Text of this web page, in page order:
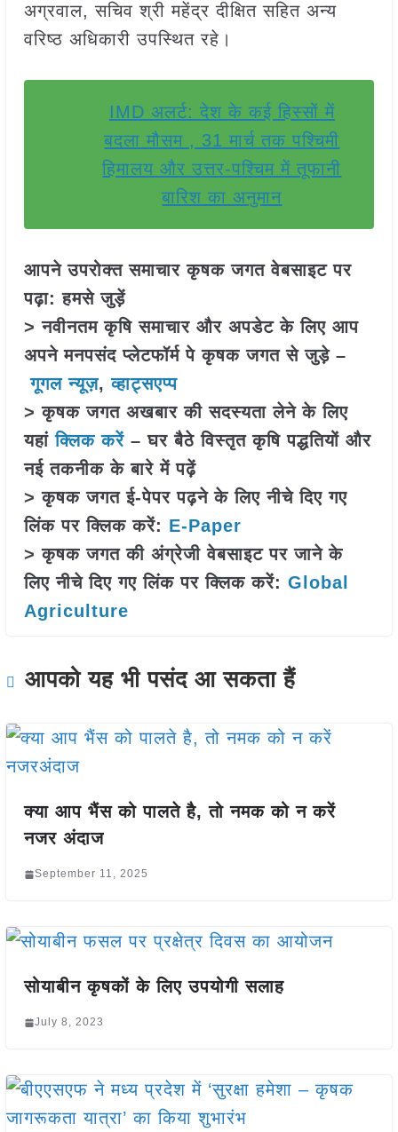
अग्रवाल, सचिव श्री महेंद्र दीक्षित सहित अन्य
वरिष्ठ अधिकारी उपस्थित रहे।
IMD अलर्ट: देश के कई हिस्सों में
बदला मौसम , 31 मार्च तक पश्चिमी
हिमालय और उत्तर-पश्चिम में तूफानी
बारिश का अनुमान
आपने उपरोक्त समाचार कृषक जगत वेबसाइट पर
पढ़ा: हमसे जुड़ें
> नवीनतम कृषि समाचार और अपडेट के लिए आप
अपने मनपसंद प्लेटफॉर्म पे कृषक जगत से जुड़े –
गूगल न्यूज़,व्हाट्सएप्प
> कृषक जगत अखबार की सदस्यता लेने के लिए
यहांक्लिक करें– घर बैठे विस्तृत कृषि पद्धतियों और
नई तकनीक के बारे में पढ़ें
> कृषक जगत ई-पेपर पढ़ने के लिए नीचे दिए गए
लिंक पर क्लिक करें: E-Paper
> कृषक जगत की अंग्रेजी वेबसाइट पर जाने के
लिए नीचे दिए गए लिंक पर क्लिक करें: Global
Agriculture
आपको यह भी पसंद आ सकता हैं
क्या आप भैंस को पालते है, तो नमक को न करें
नजर अंदाज
September 11, 2025
सोयाबीन कृषकों के लिए उपयोगी सलाह
July 8, 2023